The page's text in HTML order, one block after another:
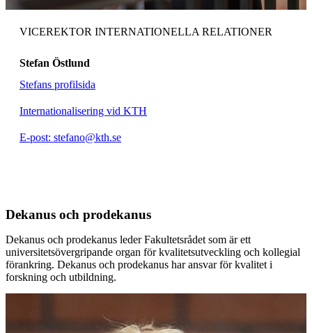
VICEREKTOR INTERNATIONELLA RELATIONER
Stefan Östlund
Stefans profilsida
Internationalisering vid KTH
E-post: stefano@kth.se
Dekanus och prodekanus
Dekanus och prodekanus leder Fakultetsrådet som är ett
universitetsövergripande organ för kvalitetsutveckling och kollegial
förankring. Dekanus och prodekanus har ansvar för kvalitet i
forskning och utbildning.